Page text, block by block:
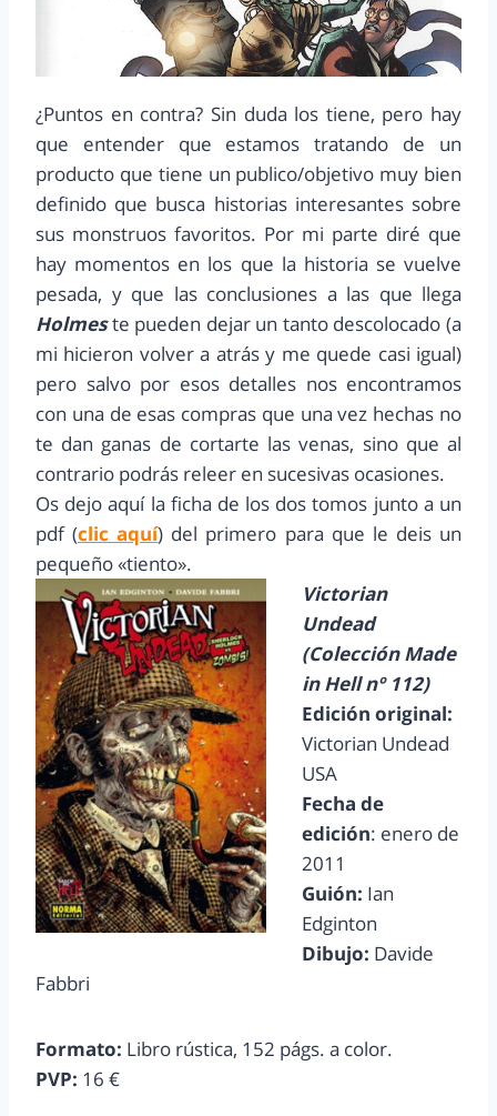
¿Puntos en contra? Sin duda los tiene, pero hay
que entender que estamos tratando de un
producto que tiene un publico/objetivo muy bien
definido que busca historias interesantes sobre
sus monstruos favoritos. Por mi parte diré que
hay momentos en los que la historia se vuelve
pesada, y que las conclusiones a las que llega
Holmeste pueden dejar un tanto descolocado (a
mi hicieron volver a atrás y me quede casi igual)
pero salvo por esos detalles nos encontramos
con una de esas compras que una vez hechas no
te dan ganas de cortarte las venas, sino que al
contrario podrás releer en sucesivas ocasiones.
Os dejo aquí la ficha de los dos tomos junto a un
pdf (clic aquí) del primero para que le deis un
pequeño «tiento».
Victorian
Undead
(Colección Made
in Hell nº 112)
Edición original:
Victorian Undead
USA
Fecha de
edición: enero de
2011
Guión: Ian
Edginton
Dibujo: Davide
Fabbri
Formato: Libro rústica, 152 págs. a color.
PVP: 16 €